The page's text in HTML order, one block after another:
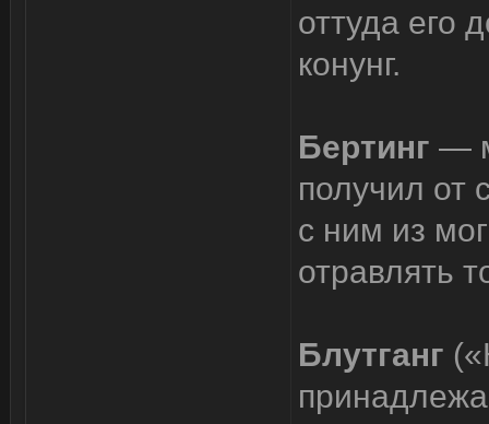
оттуда его
конунг.
Бертинг —
получил от
с ним из
отравлять
Блутганг